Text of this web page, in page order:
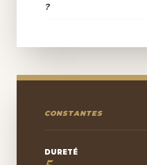
?
CONSTANTES
DURETÉ